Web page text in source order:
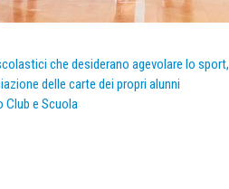
che desiderano agevolare lo sport,
delle carte dei propri alunni
Club e Scuola